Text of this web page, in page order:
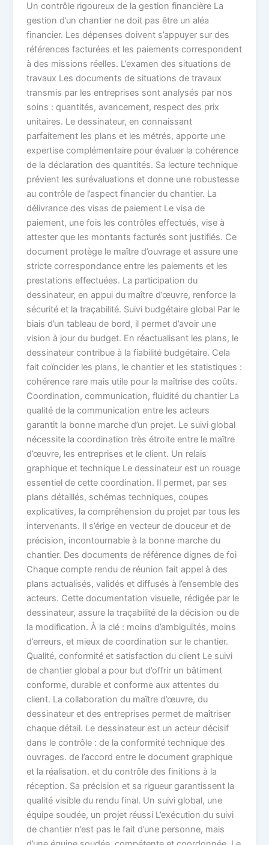
Un contrôle rigoureux de la gestion financière La
gestion d’un chantier ne doit pas être un aléa
financier. Les dépenses doivent s’appuyer sur des
références facturées et les paiements correspondent
à des missions réelles. L’examen des situations de
travaux Les documents de situations de travaux
transmis par les entreprises sont analysés par nos
soins : quantités, avancement, respect des prix
unitaires. Le dessinateur, en connaissant
parfaitement les plans et les métrés, apporte une
expertise complémentaire pour évaluer la cohérence
de la déclaration des quantités. Sa lecture technique
prévient les surévaluations et donne une robustesse
au contrôle de l’aspect financier du chantier. La
délivrance des visas de paiement Le visa de
paiement, une fois les contrôles effectués, vise à
attester que les montants facturés sont justifiés. Ce
document protège le maître d’ouvrage et assure une
stricte correspondance entre les paiements et les
prestations effectuées. La participation du
dessinateur, en appui du maître d’œuvre, renforce la
sécurité et la traçabilité. Suivi budgétaire global Par le
biais d’un tableau de bord, il permet d’avoir une
vision à jour du budget. En réactualisant les plans, le
dessinateur contribue à la fiabilité budgétaire. Cela
fait coïncider les plans, le chantier et les statistiques :
cohérence rare mais utile pour la maîtrise des coûts.
Coordination, communication, fluidité du chantier La
qualité de la communication entre les acteurs
garantit la bonne marche d’un projet. Le suivi global
nécessite la coordination très étroite entre le maître
d’œuvre, les entreprises et le client. Un relais
graphique et technique Le dessinateur est un rouage
essentiel de cette coordination. Il permet, par ses
plans détaillés, schémas techniques, coupes
explicatives, la compréhension du projet par tous les
intervenants. Il s’érige en vecteur de douceur et de
précision, incontournable à la bonne marche du
chantier. Des documents de référence dignes de foi
Chaque compte rendu de réunion fait appel à des
plans actualisés, validés et diffusés à l’ensemble des
acteurs. Cette documentation visuelle, rédigée par le
dessinateur, assure la traçabilité de la décision ou de
la modification. À la clé : moins d’ambiguïtés, moins
d’erreurs, et mieux de coordination sur le chantier.
Qualité, conformité et satisfaction du client Le suivi
de chantier global a pour but d’offrir un bâtiment
conforme, durable et conforme aux attentes du
client. La collaboration du maître d’œuvre, du
dessinateur et des entreprises permet de maîtriser
chaque détail. Le dessinateur est un acteur décisif
dans le contrôle : de la conformité technique des
ouvrages. de l’accord entre le document graphique
et la réalisation. et du contrôle des finitions à la
réception. Sa précision et sa rigueur garantissent la
qualité visible du rendu final. Un suivi global, une
équipe soudée, un projet réussi L’exécution du suivi
de chantier n’est pas le fait d’une personne, mais